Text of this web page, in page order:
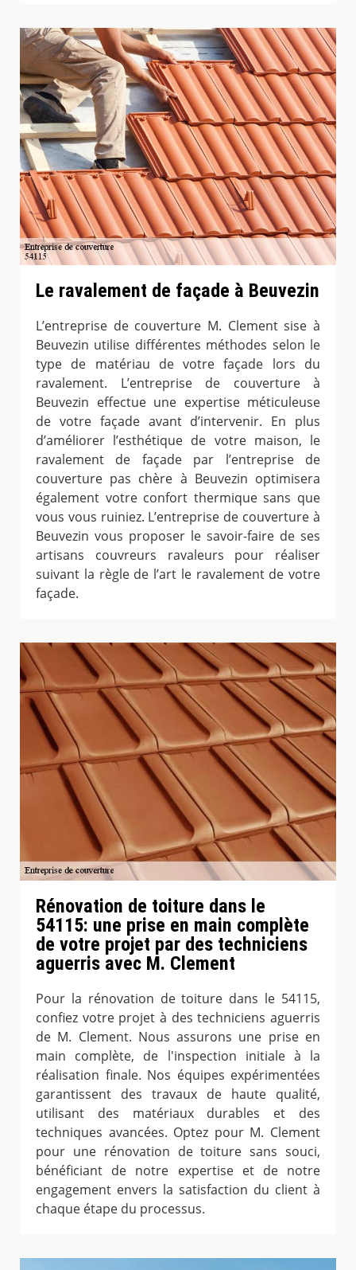
Le ravalement de façade à Beuvezin
L’entreprise de couverture M. Clement sise à
Beuvezin utilise différentes méthodes selon le
type de matériau de votre façade lors du
ravalement. L’entreprise de couverture à
Beuvezin effectue une expertise méticuleuse
de votre façade avant d’intervenir. En plus
d’améliorer l’esthétique de votre maison, le
ravalement de façade par l’entreprise de
couverture pas chère à Beuvezin optimisera
également votre confort thermique sans que
vous vous ruiniez. L’entreprise de couverture à
Beuvezin vous proposer le savoir-faire de ses
artisans couvreurs ravaleurs pour réaliser
suivant la règle de l’art le ravalement de votre
façade.
Rénovation de toiture dans le
54115: une prise en main complète
de votre projet par des techniciens
aguerris avec M. Clement
Pour la rénovation de toiture dans le 54115,
confiez votre projet à des techniciens aguerris
de M. Clement. Nous assurons une prise en
main complète, de l'inspection initiale à la
réalisation finale. Nos équipes expérimentées
garantissent des travaux de haute qualité,
utilisant des matériaux durables et des
techniques avancées. Optez pour M. Clement
pour une rénovation de toiture sans souci,
bénéficiant de notre expertise et de notre
engagement envers la satisfaction du client à
chaque étape du processus.